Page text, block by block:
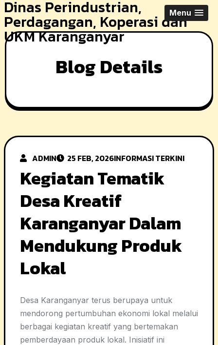
Skip
to
content
Dinas Perindustrian,
Perdagangan, Koperasi dan
UKM Karanganyar
Menu
Blog Details
ADMIN 25 FEB, 2026INFORMASI TERKINI
Kegiatan Tematik
Desa Kreatif
Karanganyar Dalam
Mendukung Produk
Lokal
Desa Karanganyar terus berupaya untuk
mendorong pertumbuhan ekonomi lokal melalui
berbagai kegiatan kreatif yang bertemakan
pemberdayaan produk lokal. Inisiatif ini